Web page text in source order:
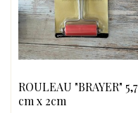
ROULEAU "BRAYER" 5,7
cm x 2cm